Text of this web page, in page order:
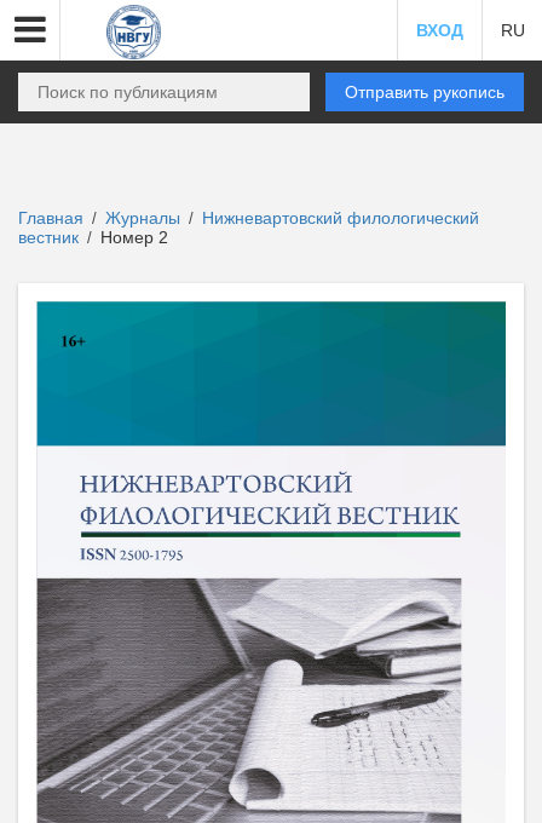
ВХОД RU
Отправить рукопись
Главная / Журналы / Нижневартовский филологический
вестник / Номер 2